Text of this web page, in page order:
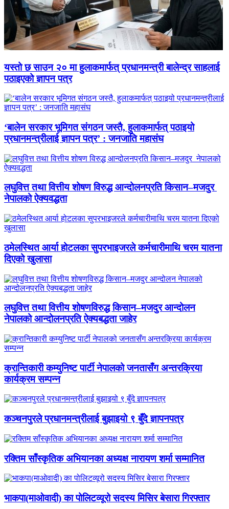
यस्तो छ साउन २० मा हुलाकमार्फत् प्रधानमन्त्री बालेन्द्र साहलाई
पठाइएको ज्ञापन पत्र
‘बालेन सरकार भूमिगत संगठन जस्तै, हुलाकमार्फत् पठाइयो
प्रधानमन्त्रीलाई ज्ञापन पत्र’ : जनजाति महासंघ
लघुवित्त तथा वित्तीय शोषण विरुद्ध आन्दोलनप्रति किसान–मजदुर
नेपालको ऐक्यवद्धता
ठमेलस्थित आर्या होटलका सुपरभाइजरले कर्मचारीमाथि चरम यातना
दिएको खुलासा
लघुवित्त तथा वित्तीय शोषणविरुद्ध किसान–मजदुर आन्दोलन
नेपालको आन्दोलनप्रति ऐक्यबद्धता जाहेर
क्रान्तिकारी कम्युनिष्ट पार्टी नेपालको जनतासँग अन्तरक्रिया
कार्यक्रम सम्पन्न
कञ्चनपुरले प्रधानमन्त्रीलाई बुझाइयो ९ बुँदे ज्ञापनपत्र
रक्तिम साँस्कृतिक अभियानका अध्यक्ष नारायण शर्मा सम्मानित
भाकपा(माओवादी) का पोलिटव्यूरो सदस्य मिसिर बेसारा गिरफ्तार